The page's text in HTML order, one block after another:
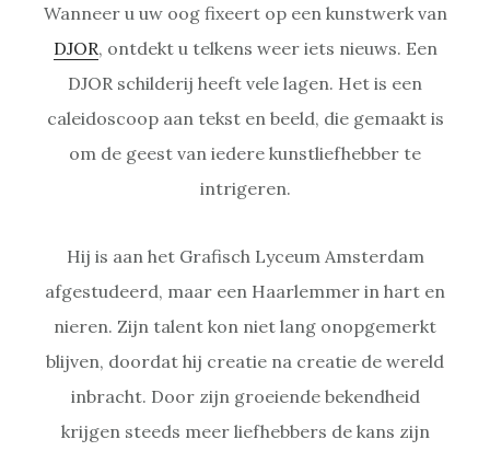
Wanneer u uw oog fixeert op een kunstwerk van
DJOR, ontdekt u telkens weer iets nieuws. Een
DJOR schilderij heeft vele lagen. Het is een
caleidoscoop aan tekst en beeld, die gemaakt is
om de geest van iedere kunstliefhebber te
intrigeren.
Hij is aan het Grafisch Lyceum Amsterdam
afgestudeerd, maar een Haarlemmer in hart en
nieren. Zijn talent kon niet lang onopgemerkt
blijven, doordat hij creatie na creatie de wereld
inbracht. Door zijn groeiende bekendheid
krijgen steeds meer liefhebbers de kans zijn